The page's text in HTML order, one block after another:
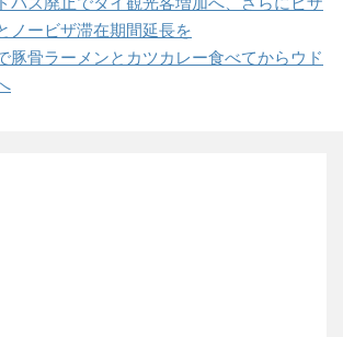
ノービザ滞在期間延長を
豚骨ラーメンとカツカレー食べてからウド